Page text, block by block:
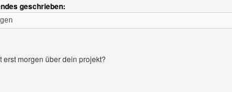
geschrieben:
morgen über dein projekt?
grafikerxteam